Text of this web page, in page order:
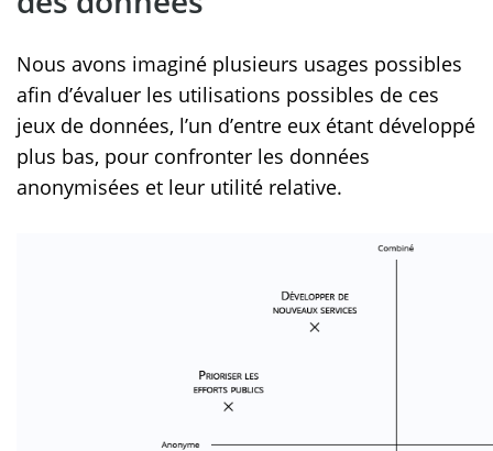
Nous avons imaginé plusieurs usages possibles
afin d’évaluer les utilisations possibles de ces
jeux de données, l’un d’entre eux étant développé
plus bas, pour confronter les données
anonymisées et leur utilité relative.